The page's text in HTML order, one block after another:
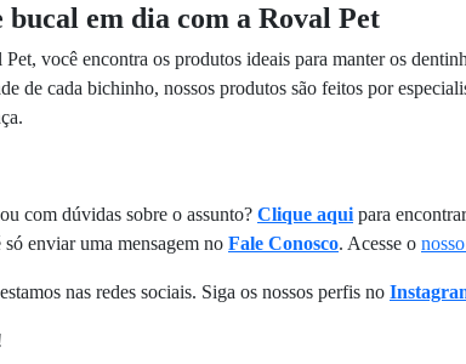
bucal em dia com a Roval Pet
você encontra os produtos ideais para manter os
de cada bichinho, nossos produtos são feitos por
com dúvidas sobre o assunto? Clique aqui para
só enviar uma mensagem no Fale Conosco. Acesse o
nas redes sociais. Siga os nossos perfis no